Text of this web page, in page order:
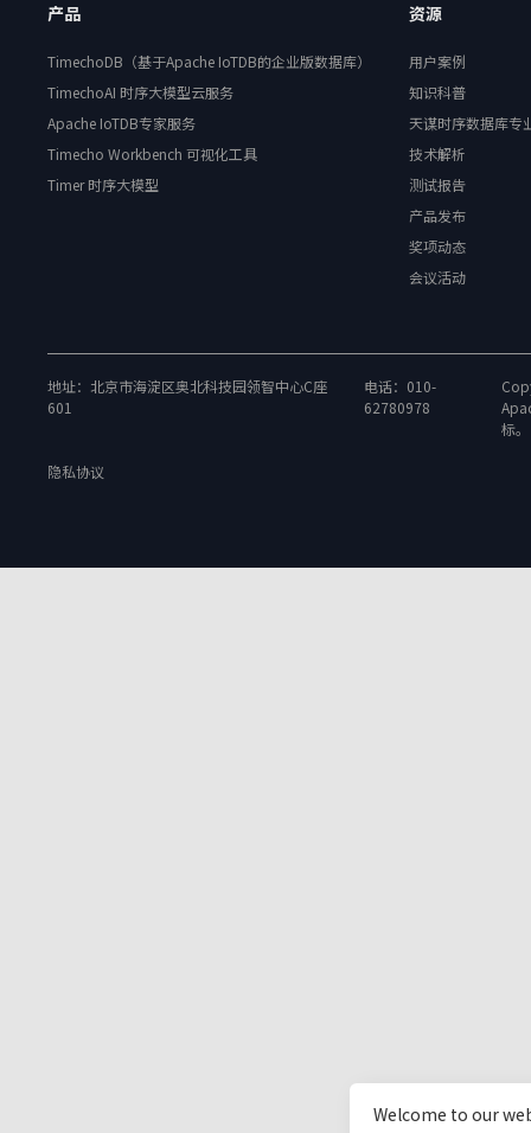
产品
TimechoDB（基于Apache IoTDB的企业版数据库）
TimechoAI 时序大模型云服务
Apache IoTDB专家服务
Timecho Workbench 可视化工具
Timer 时序大模型
资源
用户案例
知识科普
天谋时序数据库专
技术解析
测试报告
产品发布
奖项动态
会议活动
地址：北京市海淀区奥北科技园领智中心C座
601
电话：010-
62780978
标。
隐私协议
Welcome to our